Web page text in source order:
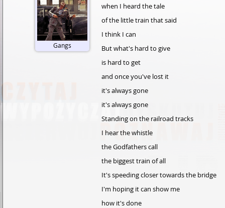
Gangs
when I heard the tale
of the little train that said
I think I can
But what's hard to give
is hard to get
and once you've lost it
it's always gone
it's always gone
Standing on the railroad tracks
I hear the whistle
the Godfathers call
the biggest train of all
It's speeding closer towards the bridge
I'm hoping it can show me
how it's done